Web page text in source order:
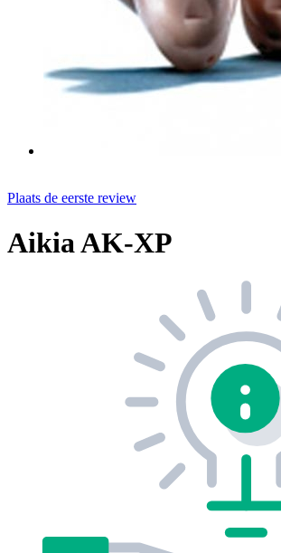
Plaats de eerste review
Aikia AK-XP